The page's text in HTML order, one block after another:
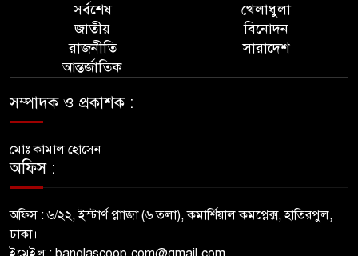
সর্বশেষ
জাতীয়
রাজনীতি
আন্তর্জাতিক
খেলাধুলা
বিনোদন
সারাদেশ
সম্পাদক ও প্রকাশক :
মোঃ কামাল হোসেন
অফিস :
অফিস : ৬/২২, ইস্টার্ণ প্লাাজা (৬ তলা), কমার্শিয়াল কমপ্লেক্স, হাতিরপুল,
ঢাকা।